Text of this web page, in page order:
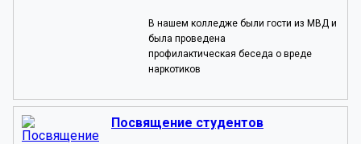
В нашем колледже были гости из МВД и
была проведена
профилактическая беседа о вреде
наркотиков
Посвящение студентов